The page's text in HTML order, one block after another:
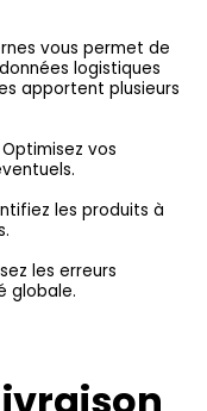
vous permet de
logistiques
apportent plusieurs
Optimisez vos
les produits à
les erreurs
globale.